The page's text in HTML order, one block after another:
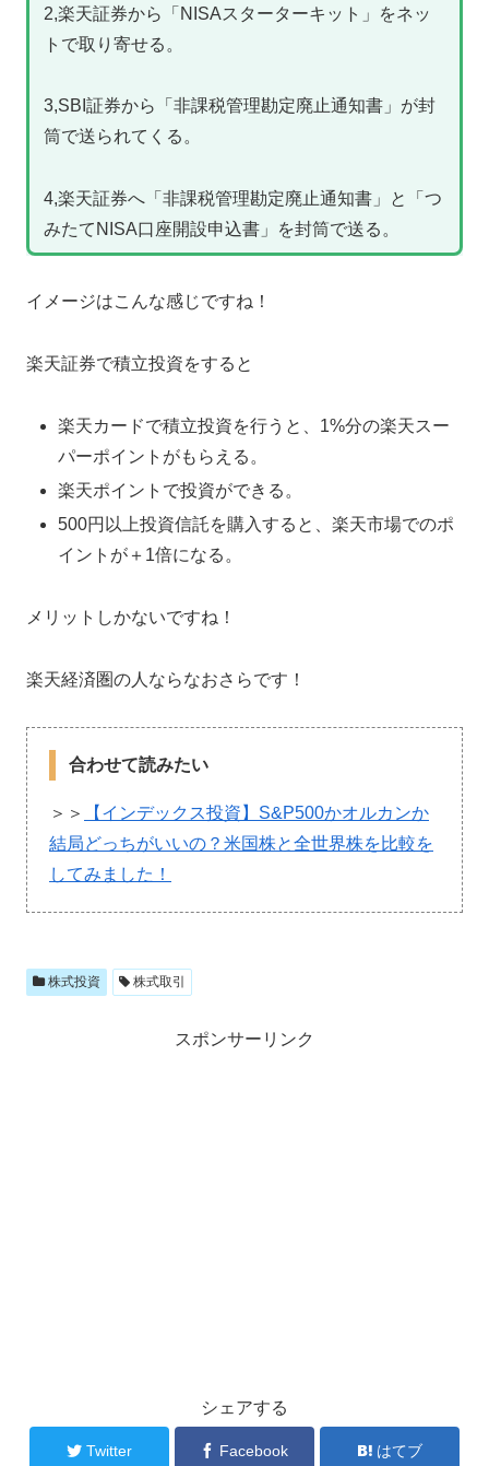
2,楽天証券から「NISAスターターキット」をネッ
トで取り寄せる。
3,SBI証券から「非課税管理勘定廃止通知書」が封
筒で送られてくる。
4,楽天証券へ「非課税管理勘定廃止通知書」と「つ
みたてNISA口座開設申込書」を封筒で送る。
イメージはこんな感じですね！
楽天証券で積立投資をすると
楽天カードで積立投資を行うと、1%分の楽天スー
パーポイントがもらえる。
楽天ポイントで投資ができる。
500円以上投資信託を購入すると、楽天市場でのポ
イントが＋1倍になる。
メリットしかないですね！
楽天経済圏の人ならなおさらです！
合わせて読みたい
＞＞
【インデックス投資】S&P500かオルカンか
結局どっちがいいの？米国株と全世界株を比較を
してみました！
株式投資 株式取引
スポンサーリンク
シェアする
Twitter Facebook はてブ